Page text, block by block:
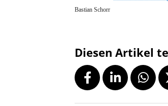
Bastian Schorr
Diesen Artikel